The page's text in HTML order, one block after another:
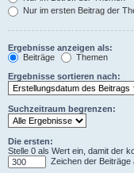
Nur im ersten Beitrag der
Ergebnisse anzeigen als:
Beiträge
Themen
Ergebnisse sortieren nach:
Suchzeitraum begrenzen:
Die ersten:
Stelle 0 als Wert ein, damit der
Zeichen der Beiträge